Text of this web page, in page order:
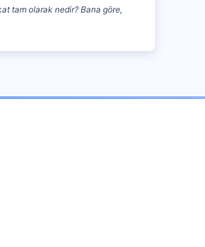
tam olarak nedir? Bana göre,